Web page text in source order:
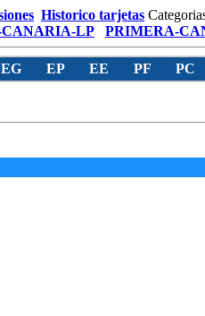
Historico tarjetas
LP PRIMERA-
EG EP EE PF PC